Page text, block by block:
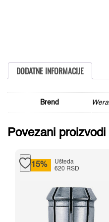
DODATNE INFORMACIJE
Brend Wera
Povezani proizvodi
-15%
Ušteda
620 RSD